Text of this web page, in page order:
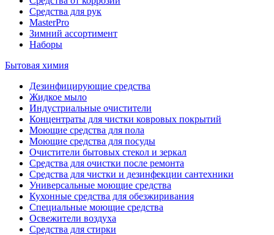
Средства для рук
MasterPro
Зимний ассортимент
Наборы
Бытовая химия
Дезинфицирующие средства
Жидкое мыло
Индустриальные очистители
Концентраты для чистки ковровых покрытий
Моющие средства для пола
Моющие средства для посуды
Очистители бытовых стекол и зеркал
Средства для очистки после ремонта
Средства для чистки и дезинфекции сантехники
Универсальные моющие средства
Кухонные средства для обезжиривания
Специальные моющие средства
Освежители воздуха
Средства для стирки